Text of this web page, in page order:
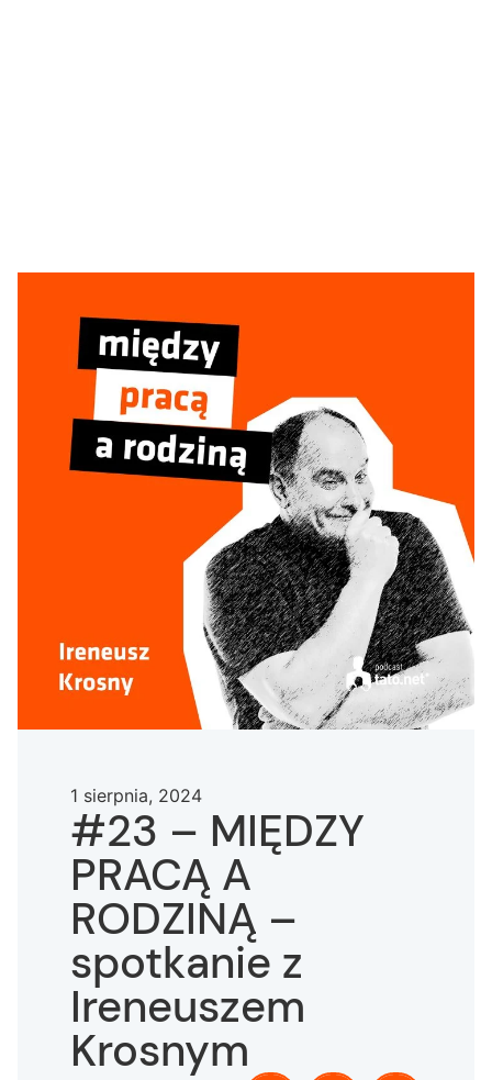
1 sierpnia, 2024
#23 – MIĘDZY
PRACĄ A
RODZINĄ –
spotkanie z
Ireneuszem
Krosnym